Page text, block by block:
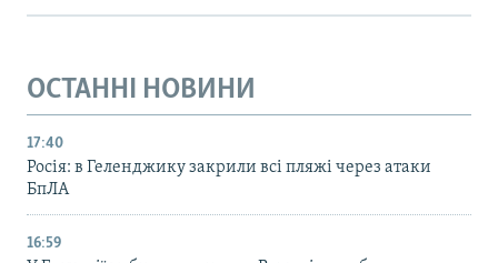
ОСТАННІ НОВИНИ
17:40
Росія: в Геленджику закрили всі пляжі через атаки
БпЛА
16:59